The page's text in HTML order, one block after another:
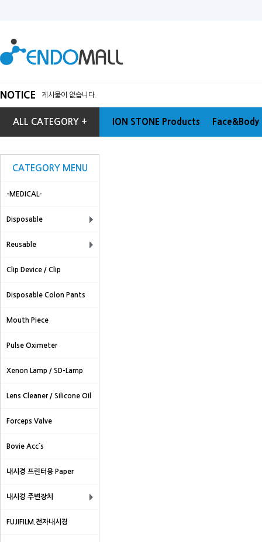
NOTICE 게시물이 없습니다.
ALL CATEGORY + ION STONE Products
CATEGORY MENU
-MEDICAL-
Disposable
Reusable
Clip Device / Clip
Disposable Colon Pants
Mouth Piece
Pulse Oximeter
Xenon Lamp / SD-Lamp
Lens Cleaner / Silicone Oil
Forceps Valve
Bovie Acc`s
내시경 프린터용 Paper
내시경 주변장치
FUJIFILM.전자내시경